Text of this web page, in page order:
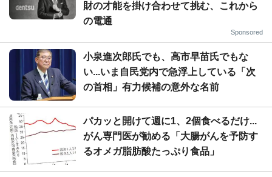
財の才能を掛け合わせて挑む、これから
の電通
Sponsored
小泉進次郎氏でも、高市早苗氏でもな
い...いま自民党内で急浮上している「次
の首相」有力候補の意外な名前
パカッと開けて週に1、2個食べるだけ...
がん専門医が勧める「大腸がんを予防す
るオメガ脂肪酸たっぷり食品」